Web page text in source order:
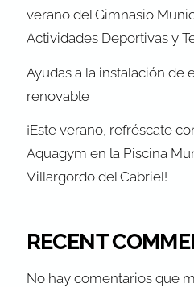
verano del Gimnasio
Actividades Deportivas y
Ayudas a la instalación de
renovable
¡Este verano, refréscate
Aquagym en la Piscina
Villargordo del Cabriel!
RECENT
No hay comentarios que